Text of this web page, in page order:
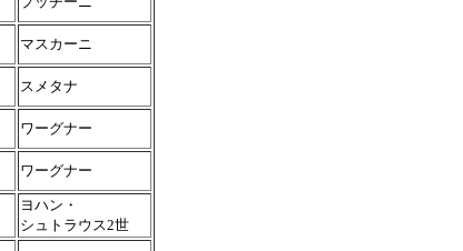
マスカーニ
スメタナ
ワーグナー
ワーグナー
ヨハン・
シュトラウス2世